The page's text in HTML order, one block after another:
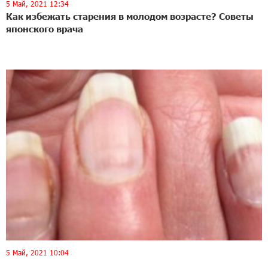
5 Май, 2021 12:34
Как избежать старения в молодом возрасте? Советы
японского врача
5 Май, 2021 10:04